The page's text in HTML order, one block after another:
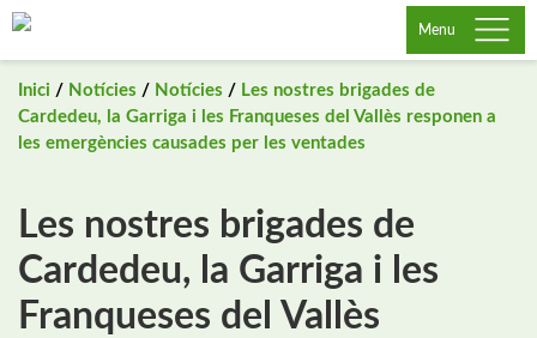
Saltar
Menu
Inici / Notícies / Notícies / Les nostres brigades de
Cardedeu, la Garriga i les Franqueses del Vallès responen a
les emergències causades per les ventades
Les nostres brigades de
Cardedeu, la Garriga i les
Franqueses del Vallès